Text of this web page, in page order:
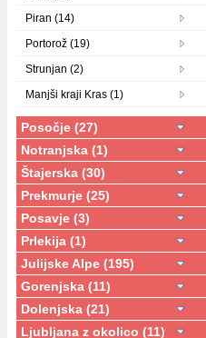
Piran (14)
Portorož (19)
Strunjan (2)
Manjši kraji Kras (1)
Posočje (27)
Notranjska (1)
Štajerska (30)
Prekmurje (25)
Posavje (3)
Prlekija (1)
Julijske Alpe (195)
Gorenjska (11)
Dolenjska (21)
Ljubljana z okolico (11)